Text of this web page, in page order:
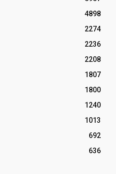
4898
2274
2236
2208
1807
1800
1240
1013
692
636